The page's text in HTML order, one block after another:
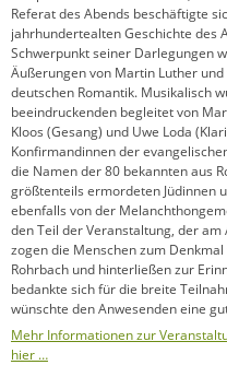
Referat des Abends beschäftigte
jahrhundertealten Geschichte des
Schwerpunkt seiner Darlegungen
Äußerungen von Martin Luther
deutschen Romantik. Musikalisch
beeindruckenden begleitet von
Kloos (Gesang) und Uwe Loda
Konfirmandinnen der
die Namen der 80 bekannten aus
größtenteils ermordeten Jüdinnen
ebenfalls von der
den Teil der Veranstaltung, der
zogen die Menschen zum
Rohrbach und hinterließen zur
bedankte sich für die breite
wünschte den Anwesenden eine
Mehr Informationen zur
hier …